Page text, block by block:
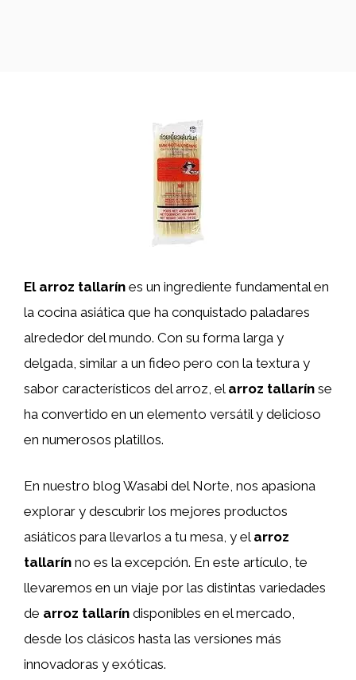
El arroz tallarín es un ingrediente fundamental en
la cocina asiática que ha conquistado paladares
alrededor del mundo. Con su forma larga y
delgada, similar a un fideo pero con la textura y
sabor característicos del arroz, el arroz tallarín se
ha convertido en un elemento versátil y delicioso
en numerosos platillos.
En nuestro blog Wasabi del Norte, nos apasiona
explorar y descubrir los mejores productos
asiáticos para llevarlos a tu mesa, y el arroz
tallarín no es la excepción. En este artículo, te
llevaremos en un viaje por las distintas variedades
de arroz tallarín disponibles en el mercado,
desde los clásicos hasta las versiones más
innovadoras y exóticas.